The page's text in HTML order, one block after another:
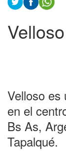
Velloso
Velloso es
en el
Bs As,
Tapalqué.